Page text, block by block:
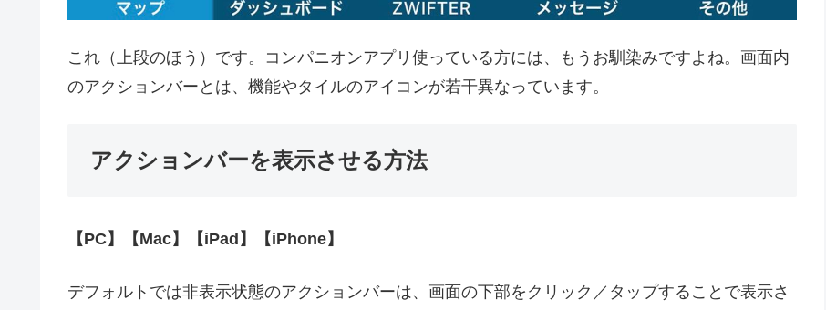
これ（上段のほう）です。コンパニオンアプリ使っている方には、もうお馴染みですよね。画面内
のアクションバーとは、機能やタイルのアイコンが若干異なっています。
アクションバーを表示させる方法
【PC】【Mac】【iPad】【iPhone】
デフォルトでは非表示状態のアクションバーは、画面の下部をクリック／タップすることで表示さ